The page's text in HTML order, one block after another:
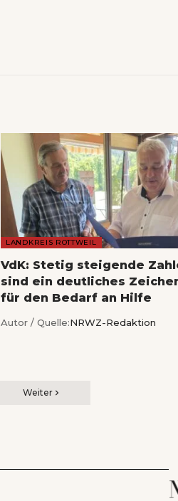
LANDKREIS ROTTWEIL
VdK: Stetig steigende
sind ein deutliches
für den Bedarf an Hilfe
Autor / Quelle:NRWZ-Redaktion
Weiter